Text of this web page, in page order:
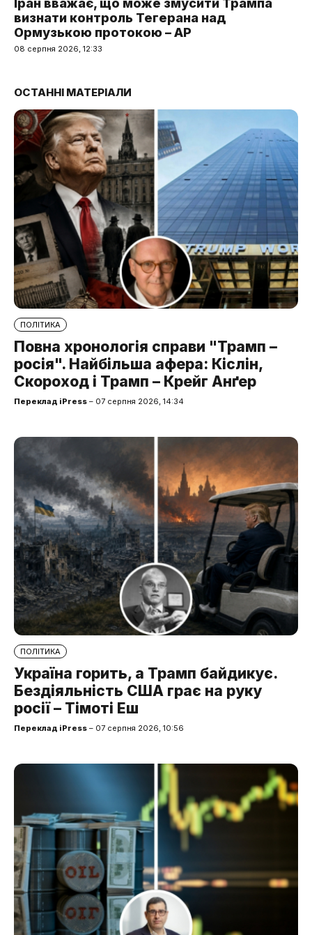
Іран вважає, що може змусити Трампа
визнати контроль Тегерана над
Ормузькою протокою – AP
08 серпня 2026, 12:33
ОСТАННІ МАТЕРІАЛИ
ПОЛІТИКА
Повна хронологія справи "Трамп –
росія". Найбільша афера: Кіслін,
Скороход і Трамп – Крейг Анґер
Переклад iPress – 07 серпня 2026, 14:34
ПОЛІТИКА
Україна горить, а Трамп байдикує.
Бездіяльність США грає на руку
росії – Тімоті Еш
Переклад iPress – 07 серпня 2026, 10:56